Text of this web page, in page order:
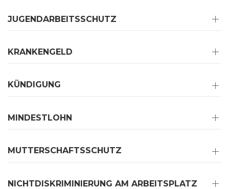
JUGENDARBEITSSCHUTZ
KRANKENGELD
KÜNDIGUNG
MINDESTLOHN
MUTTERSCHAFTSSCHUTZ
NICHTDISKRIMINIERUNG AM ARBEITSPLATZ